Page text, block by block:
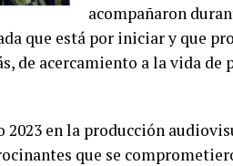
acompañaron
que está por iniciar y que
de acercamiento a la vida de
en la producción
que se